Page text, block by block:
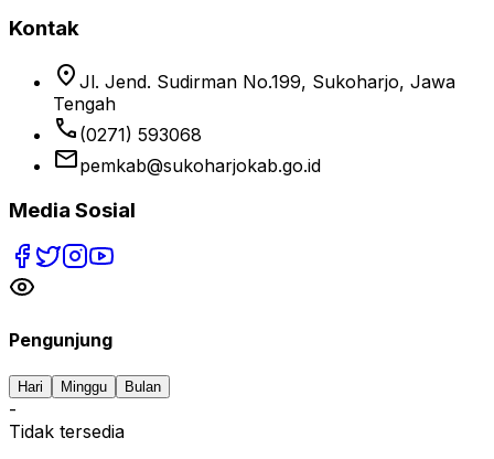
Kontak
location_on Jl. Jend. Sudirman No.199, Sukoharjo, Jawa
Tengah
phone (0271) 593068
emailpemkab@sukoharjokab.go.id
Media Sosial
Pengunjung
Hari Minggu Bulan
-
Tidak tersedia